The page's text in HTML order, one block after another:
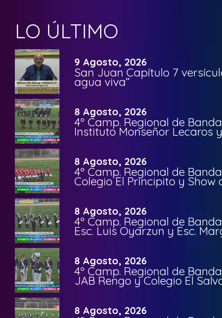
LO ÚLTIMO
9 Agosto, 2026
San Juan Capítulo 7
agua viva”
8 Agosto, 2026
4º Camp. Regional de
Instituto Monseñor Lecaros
8 Agosto, 2026
4º Camp. Regional de
Colegio El Principito y Show
8 Agosto, 2026
4º Camp. Regional de
Esc. Luis Oyarzun y Esc.
8 Agosto, 2026
4º Camp. Regional de
JAB Rengo y Colegio El
8 Agosto, 2026